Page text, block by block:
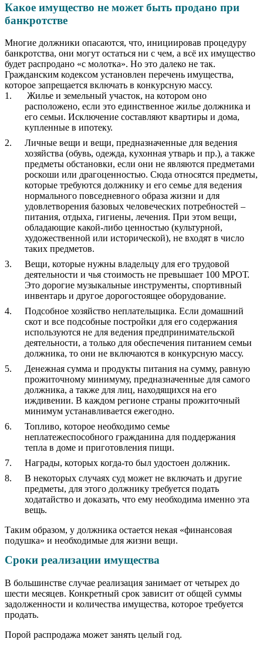
Какое имущество не может быть продано при
банкротстве
Многие должники опасаются, что, инициировав процедуру
банкротства, они могут остаться ни с чем, а всё их имущество
будет распродано «с молотка». Но это далеко не так.
Гражданским кодексом установлен перечень имущества,
которое запрещается включать в конкурсную массу.
Жилье и земельный участок, на котором оно
расположено, если это единственное жилье должника и
его семьи. Исключение составляют квартиры и дома,
купленные в ипотеку.
Личные вещи и вещи, предназначенные для ведения
хозяйства (обувь, одежда, кухонная утварь и пр.), а также
предметы обстановки, если они не являются предметами
роскоши или драгоценностью. Сюда относятся предметы,
которые требуются должнику и его семье для ведения
нормального повседневного образа жизни и для
удовлетворения базовых человеческих потребностей –
питания, отдыха, гигиены, лечения. При этом вещи,
обладающие какой-либо ценностью (культурной,
художественной или исторической), не входят в число
таких предметов.
Вещи, которые нужны владельцу для его трудовой
деятельности и чья стоимость не превышает 100 МРОТ.
Это дорогие музыкальные инструменты, спортивный
инвентарь и другое дорогостоящее оборудование.
Подсобное хозяйство неплательщика. Если домашний
скот и все подсобные постройки для его содержания
используются не для ведения предпринимательской
деятельности, а только для обеспечения питанием семьи
должника, то они не включаются в конкурсную массу.
Денежная сумма и продукты питания на сумму, равную
прожиточному минимуму, предназначенные для самого
должника, а также для лиц, находящихся на его
иждивении. В каждом регионе страны прожиточный
минимум устанавливается ежегодно.
Топливо, которое необходимо семье
неплатежеспособного гражданина для поддержания
тепла в доме и приготовления пищи.
Награды, которых когда-то был удостоен должник.
В некоторых случаях суд может не включать и другие
предметы, для этого должнику требуется подать
ходатайство и доказать, что ему необходима именно эта
вещь.
Таким образом, у должника остается некая «финансовая
подушка» и необходимые для жизни вещи.
Сроки реализации имущества
В большинстве случае реализация занимает от четырех до
шести месяцев. Конкретный срок зависит от общей суммы
задолженности и количества имущества, которое требуется
продать.
Порой распродажа может занять целый год.